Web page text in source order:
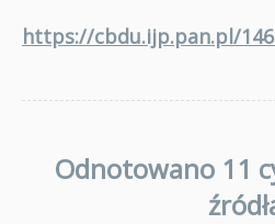
https://cbdu.ijp.pan.pl/
Odnotowano 11